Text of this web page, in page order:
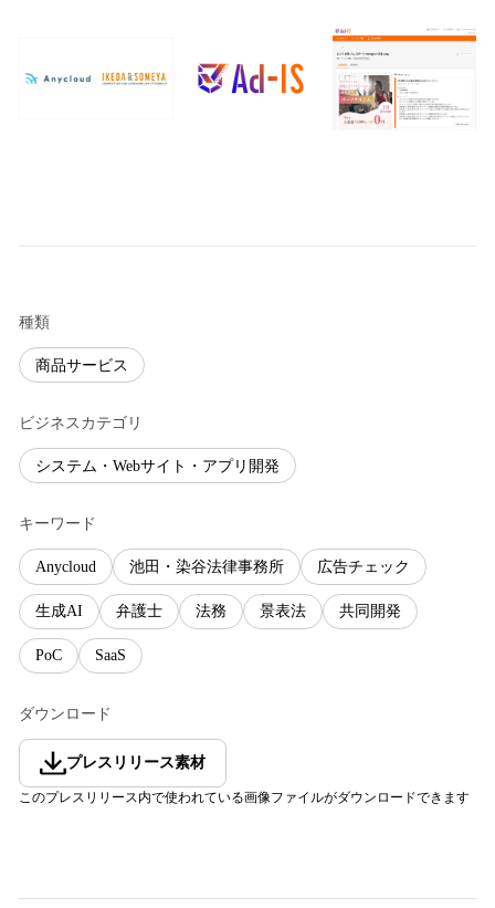
種類
商品サービス
ビジネスカテゴリ
システム・Webサイト・アプリ開発
キーワード
Anycloud 池田・染谷法律事務所 広告チェック
生成AI 弁護士 法務 景表法 共同開発
PoC SaaS
ダウンロード
プレスリリース素材
このプレスリリース内で使われている画像ファイルがダウンロードできます